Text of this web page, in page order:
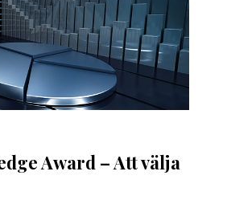
Award – Att välja